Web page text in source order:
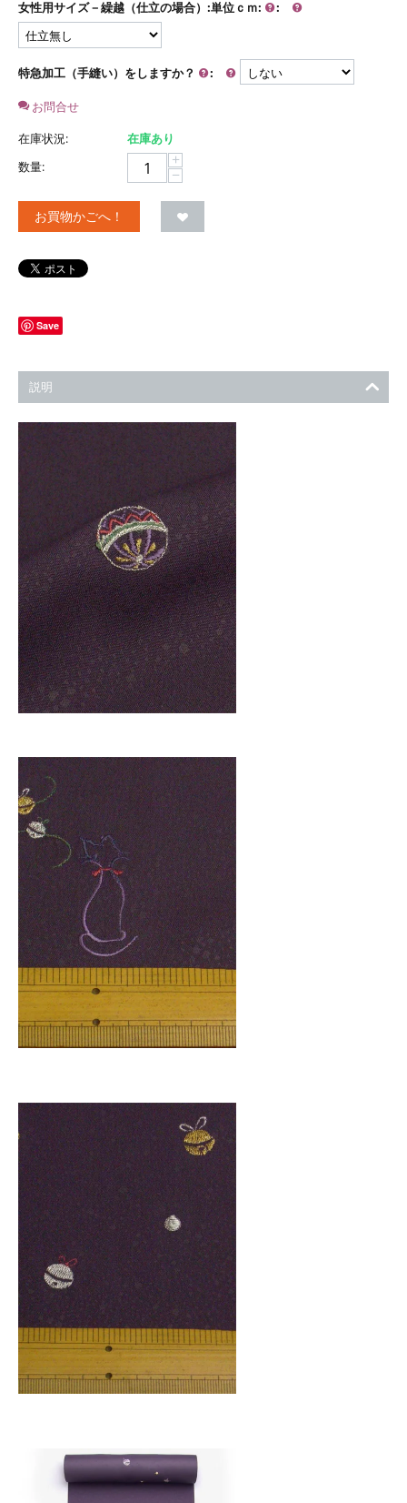
女性用サイズ－繰越（仕立の場合）:単位ｃｍ: :
特急加工（手縫い）をしますか？ :
お問合せ
在庫状況:
在庫あり
数量:
+
−
お買物かごへ！
Save
説明